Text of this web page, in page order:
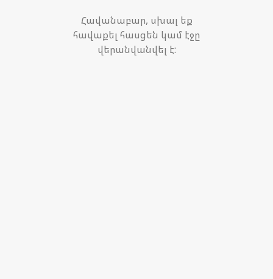
Հավանաբար, սխալ եք
հավաքել հասցեն կամ էջը
վերանվանվել է: